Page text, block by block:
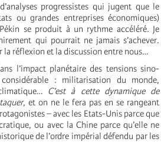
progressistes qui jugent que le
ou grandes entreprises économiques)
se produit à un rythme accéléré. Je
qui pourrait ne jamais s’achever.
réflexion et la discussion entre nous…
l’impact planétaire des tensions sino-
: militarisation du monde,
C’est à cette dynamique de
, et on ne le fera pas en se rangeant
– avec les Etats-Unis parce que
ou avec la Chine parce qu’elle ne
de l’ordre impérial défendu par les